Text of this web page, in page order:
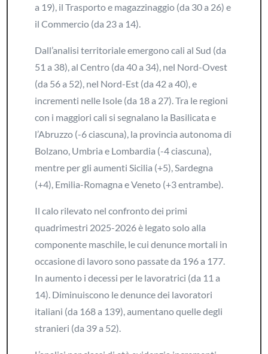
a 19), il Trasporto e magazzinaggio (da 30 a 26) e
il Commercio (da 23 a 14).
Dall’analisi territoriale emergono cali al Sud (da
51 a 38), al Centro (da 40 a 34), nel Nord-Ovest
(da 56 a 52), nel Nord-Est (da 42 a 40), e
incrementi nelle Isole (da 18 a 27). Tra le regioni
con i maggiori cali si segnalano la Basilicata e
l’Abruzzo (-6 ciascuna), la provincia autonoma di
Bolzano, Umbria e Lombardia (-4 ciascuna),
mentre per gli aumenti Sicilia (+5), Sardegna
(+4), Emilia-Romagna e Veneto (+3 entrambe).
Il calo rilevato nel confronto dei primi
quadrimestri 2025-2026 è legato solo alla
componente maschile, le cui denunce mortali in
occasione di lavoro sono passate da 196 a 177.
In aumento i decessi per le lavoratrici (da 11 a
14). Diminuiscono le denunce dei lavoratori
italiani (da 168 a 139), aumentano quelle degli
stranieri (da 39 a 52).